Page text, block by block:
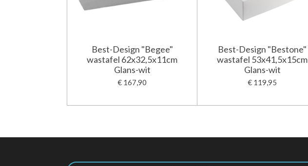
Best-Design "Begee"
wastafel 62x32,5x11cm
Glans-wit
€ 167,90
Best-Design "Bestone"
wastafel 53x41,5x15cm
Glans-wit
€ 119,95